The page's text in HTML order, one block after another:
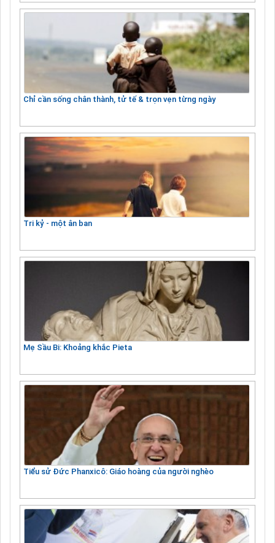
Chỉ cần sống chân thành, tử tế & trọn vẹn từng ngày
Tri kỷ - một ân ban
Mẹ Sầu Bi: Khoảng khắc Pieta
Tiểu sử Đức Phanxicô: Giáo hoàng của người nghèo